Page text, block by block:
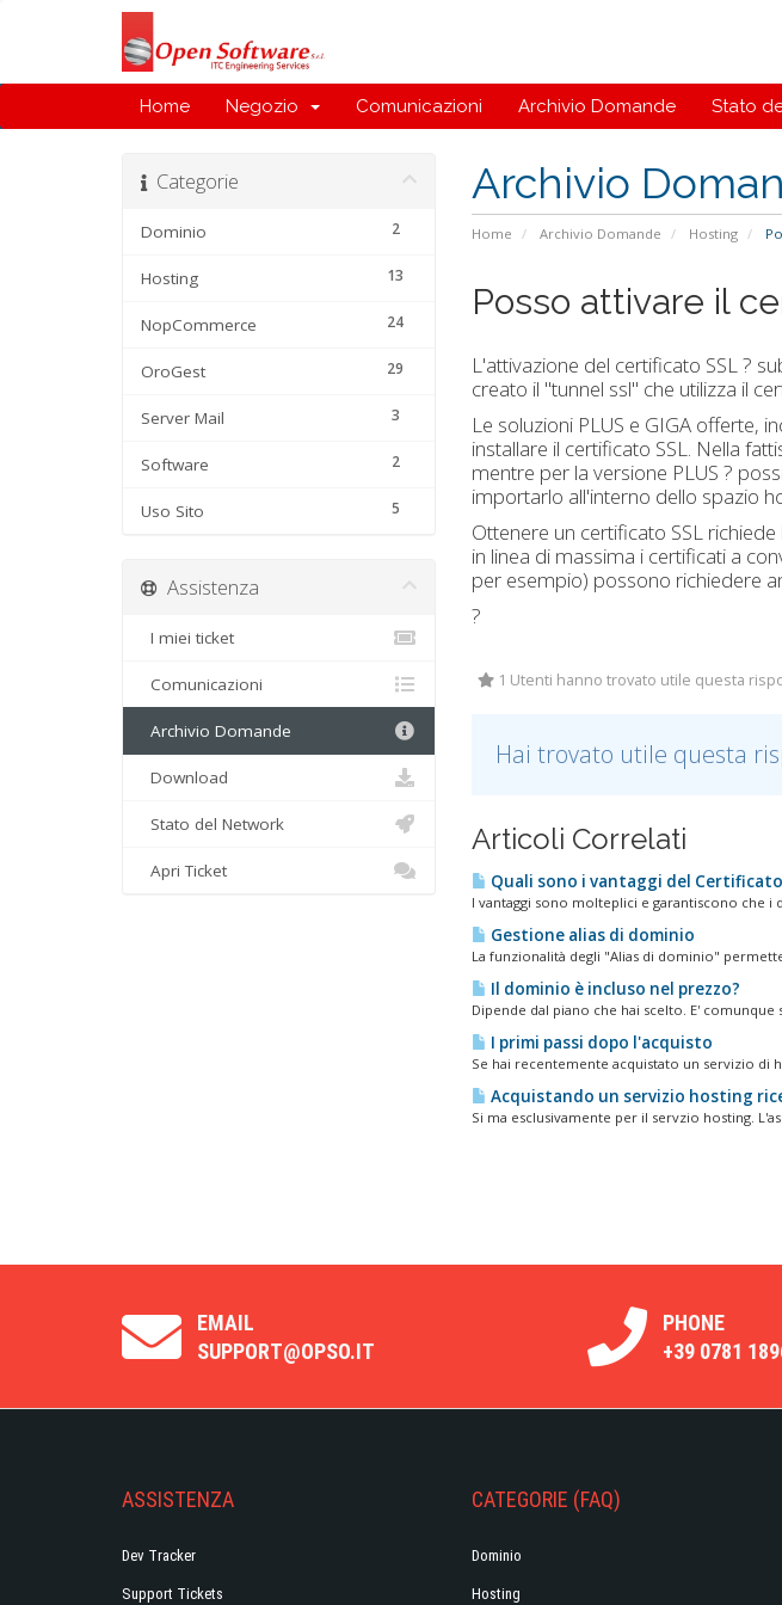
Home Negozio Comunicazioni Archivio Domande Stato
Archivio
Home Archivio Domande Hosting
Categorie
2
Dominio
13
Hosting
24
NopCommerce
29
OroGest
3
Server Mail
2
Software
5
Uso Sito
Posso attivare il
L'attivazione del certificato SSL ?
creato il "tunnel ssl" che utilizza il
Le soluzioni PLUS e GIGA offerte,
installare il certificato SSL. Nella
mentre per la versione PLUS ?
importarlo all'interno dello spazio
Ottenere un certificato SSL
in linea di massima i certificati a
per esempio) possono richiedere
?
1 Utenti hanno trovato utile questa
Hai trovato utile questa
Articoli Correlati
Quali sono i vantaggi del Certificato
I vantaggi sono molteplici e garantiscono che i
Gestione alias di dominio
La funzionalità degli "Alias di dominio"
Il dominio è incluso nel prezzo?
Dipende dal piano che hai scelto. E'
I primi passi dopo l'acquisto
Se hai recentemente acquistato un servizio di
Acquistando un servizio hosting
Si ma esclusivamente per il servzio hosting.
Assistenza
I miei ticket
Comunicazioni
Archivio Domande
Download
Stato del Network
Apri Ticket
EMAIL
SUPPORT@OPSO.IT
PHONE
+39 0781
ASSISTENZA
Dev Tracker
Support Tickets
CATEGORIE (FAQ)
Dominio
Hosting